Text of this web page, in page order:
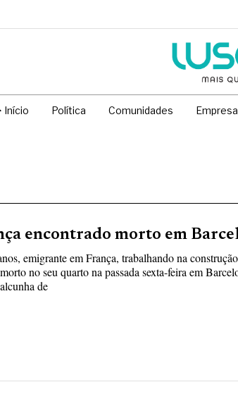
Início Política Comunidades
encontrado morto em
emigrante em França, trabalhando na
no seu quarto na passada sexta-feira em
de